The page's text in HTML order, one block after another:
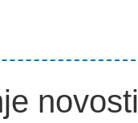
novosti